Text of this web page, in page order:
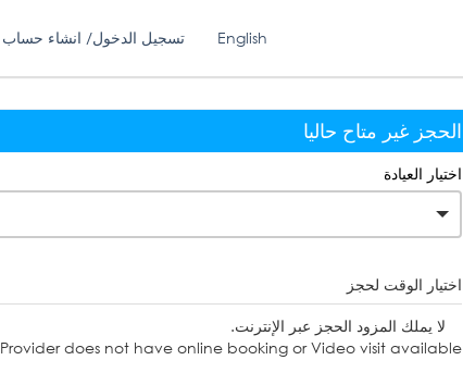
تسجيل الدخول/ انشاء حساب English
الحجز غير متاح حاليا
اختيار العيادة
اختيار الوقت لحجز
لا يملك المزود الحجز عبر الإنترنت.
Provider does not have online booking or Video visit available.